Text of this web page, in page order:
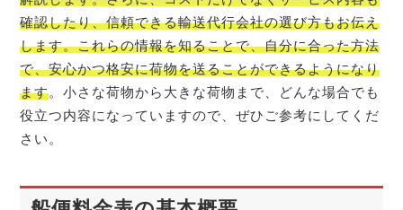
確認したり、信頼できる輸送代行会社の選び方もお伝え
します。これらの情報を知ることで、自分に合った方法
で、安心かつ格安に荷物を送ることができるようになり
ます。小さな荷物から大きな荷物まで、どんな場合でも
役立つ内容になっていますので、ぜひご参考にしてくだ
さい。